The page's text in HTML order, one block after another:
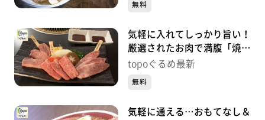
無料
気軽に入れてしっかり旨い！
厳選されたお肉で満腹「焼肉
まんぷく亭」（宮城野区榴
topoぐるめ最新
無料
気軽に通える…おもてなし＆